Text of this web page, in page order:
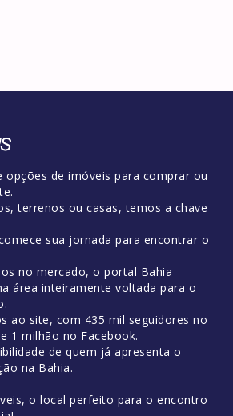
opções de imóveis para comprar ou
terrenos ou casas, temos a chave
sua jornada para encontrar o
no mercado, o portal Bahia
área inteiramente voltada para o
ao site, com 435 mil seguidores no
1 milhão no Facebook.
de quem já apresenta o
na Bahia.
o local perfeito para o encontro